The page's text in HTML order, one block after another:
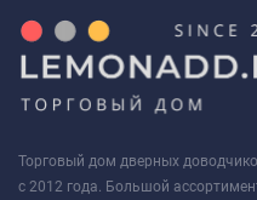
Торговый дом дверных
с 2012 года. Большой